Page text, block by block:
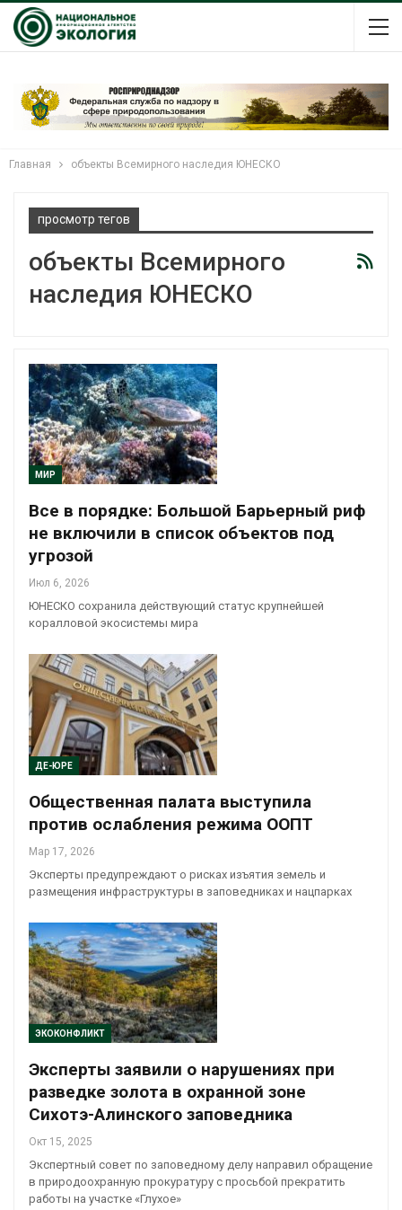
Главная объекты Всемирного наследия ЮНЕСКО
просмотр тегов
объекты Всемирного
наследия ЮНЕСКО
МИР
Все в порядке: Большой Барьерный риф
не включили в список объектов под
угрозой
Июл 6, 2026
ЮНЕСКО сохранила действующий статус крупнейшей
коралловой экосистемы мира
ДЕ-ЮРЕ
Общественная палата выступила
против ослабления режима ООПТ
Мар 17, 2026
Эксперты предупреждают о рисках изъятия земель и
размещения инфраструктуры в заповедниках и нацпарках
ЭКОКОНФЛИКТ
Эксперты заявили о нарушениях при
разведке золота в охранной зоне
Сихотэ-Алинского заповедника
Окт 15, 2025
Экспертный совет по заповедному делу направил обращение
в природоохранную прокуратуру с просьбой прекратить
работы на участке «Глухое»